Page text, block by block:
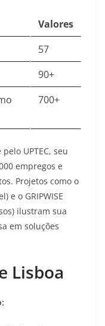
Valores
57
90+
700+
UPTEC, seu
empregos e
Projetos como o
e o GRIPWISE
ilustram sua
em soluções
Lisboa